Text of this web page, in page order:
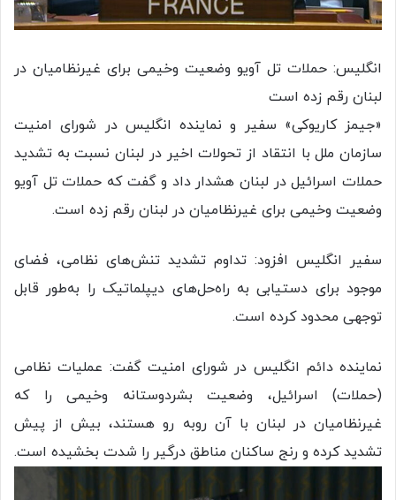
انگلیس: حملات تل آویو وضعیت وخیمی برای غیرنظامیان در
لبنان رقم زده است
«جیمز کاریوکی» سفیر و نماینده انگلیس در شورای امنیت
سازمان ملل با انتقاد از تحولات اخیر در لبنان نسبت به تشدید
حملات اسرائیل در لبنان هشدار داد و گفت که حملات تل آویو
وضعیت وخیمی برای غیرنظامیان در لبنان رقم زده است.
سفیر انگلیس افزود: تداوم تشدید تنش‌های نظامی، فضای
موجود برای دستیابی به راه‌حل‌های دیپلماتیک را به‌طور قابل
توجهی محدود کرده است.
نماینده دائم انگلیس در شورای امنیت گفت: عملیات نظامی
(حملات) اسرائیل، وضعیت بشردوستانه وخیمی را که
غیرنظامیان در لبنان با آن روبه رو هستند، بیش از پیش
تشدید کرده و رنج ساکنان مناطق درگیر را شدت بخشیده است.